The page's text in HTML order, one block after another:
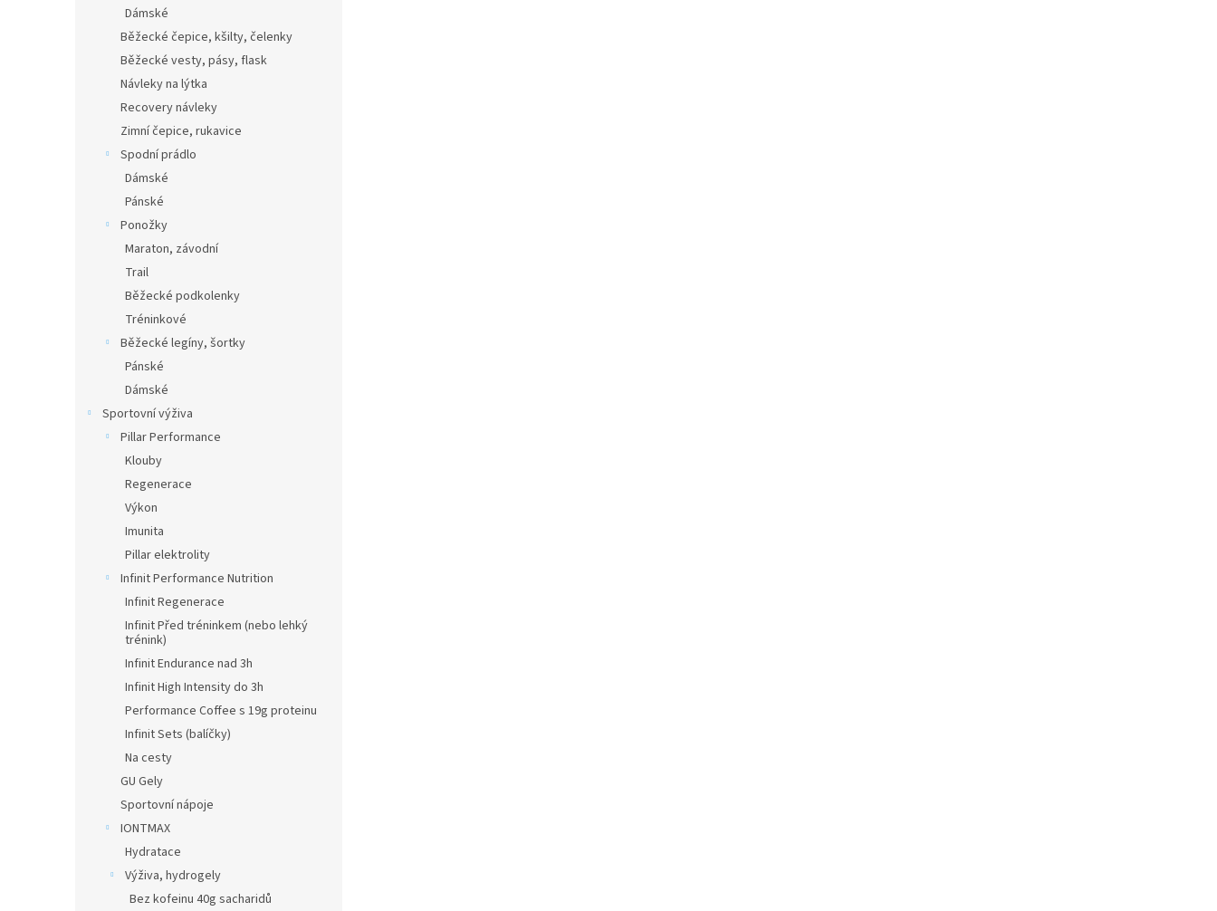
Dámské
Běžecké čepice, kšilty, čelenky
Běžecké vesty, pásy, flask
Návleky na lýtka
Recovery návleky
Zimní čepice, rukavice
Spodní prádlo
Dámské
Pánské
Ponožky
Maraton, závodní
Trail
Běžecké podkolenky
Tréninkové
Běžecké legíny, šortky
Pánské
Dámské
Sportovní výživa
Pillar Performance
Klouby
Regenerace
Výkon
Imunita
Pillar elektrolity
Infinit Performance Nutrition
Infinit Regenerace
Infinit Před tréninkem (nebo lehký
trénink)
Infinit Endurance nad 3h
Infinit High Intensity do 3h
Performance Coffee s 19g proteinu
Infinit Sets (balíčky)
Na cesty
GU Gely
Sportovní nápoje
IONTMAX
Hydratace
Výživa, hydrogely
Bez kofeinu 40g sacharidů